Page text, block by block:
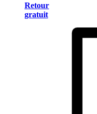
Retour
gratuit